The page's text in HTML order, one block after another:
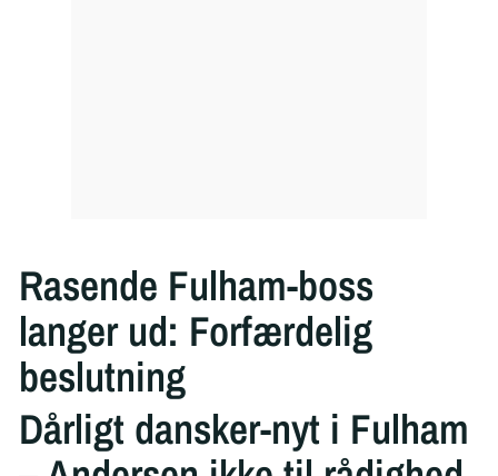
Rasende Fulham-boss
langer ud: Forfærdelig
beslutning
Dårligt dansker-nyt i Fulham